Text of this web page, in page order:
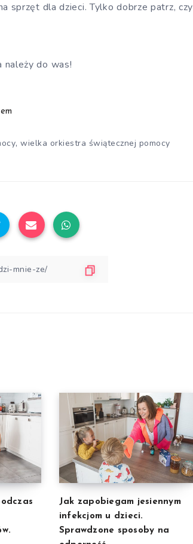
sprzęt dla dzieci. Tylko dobrze patrz, czy
należy do was!
,wielka orkiestra świątecznej pomocy
Jak zapobiegam jesiennym
infekcjom u dzieci.
Sprawdzone sposoby na